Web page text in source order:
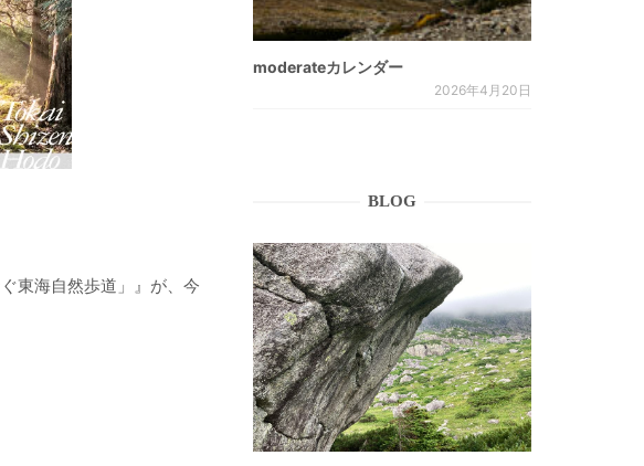
東海自然歩道」』が、今
moderateカレンダー
2026年4月20日
BLOG